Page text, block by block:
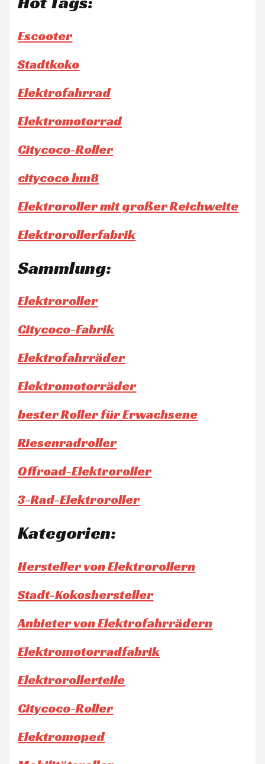
Escooter
Stadtkoko
Elektrofahrrad
Elektromotorrad
Citycoco-Roller
citycoco hm8
Elektroroller mit großer Reichweite
Elektrorollerfabrik
Sammlung:
Elektroroller
Citycoco-Fabrik
Elektrofahrräder
Elektromotorräder
bester Roller für Erwachsene
Riesenradroller
Offroad-Elektroroller
3-Rad-Elektroroller
Kategorien:
Hersteller von Elektrorollern
Stadt-Kokoshersteller
Anbieter von Elektrofahrrädern
Elektromotorradfabrik
Elektrorollerteile
Citycoco-Roller
Elektromoped